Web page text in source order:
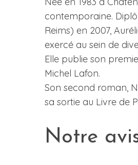
contemporaine.
Reims) en 2007,
exercé au sein de
Elle publie son
Michel Lafon.
Son second roman,
sa sortie au Livre de
Notre